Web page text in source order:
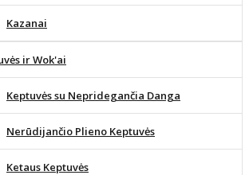
Kazanai
ir Wok'ai
Keptuvės su Nepridegančia Danga
Nerūdijančio Plieno Keptuvės
Ketaus Keptuvės